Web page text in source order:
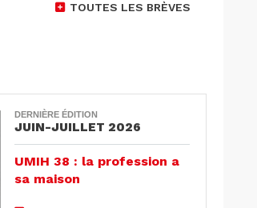
TOUTES LES BRÈVES
DERNIÈRE ÉDITION
JUIN-JUILLET 2026
UMIH 38 : la profession a
sa maison